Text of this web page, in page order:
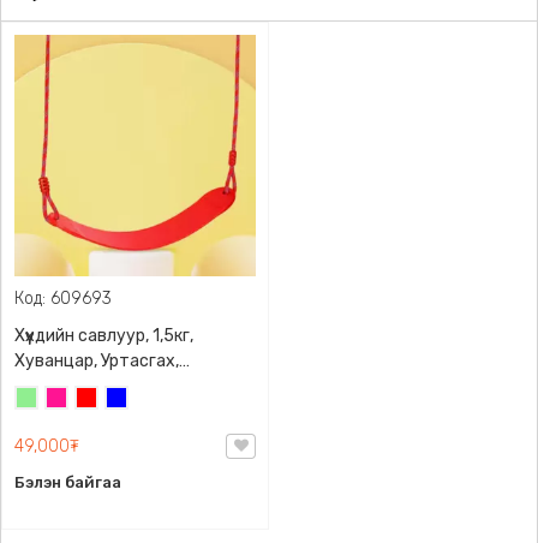
Код: 609693
Хүүхдийн савлуур, 1,5кг,
Хуванцар, Уртасгах,
богиносгох боломжтой, бүх
насныханд тохиромжтой,
хаана ч байрлуулах
49,000₮
Бэлэн байгаа